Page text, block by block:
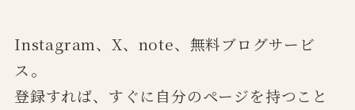
Instagram、X、note、無料ブログサービ
ス。
登録すれば、すぐに自分のページを持つこと